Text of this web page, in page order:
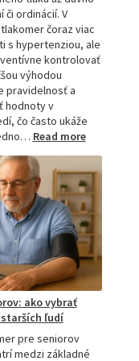
či ordinácií. V
čoraz viac
s hypertenziou, ale
kontrolovať
výhodou
pravidelnosť a
hodnoty v
čo často ukáže
Read more:
porovnanie:
M2,
M3,
M6
a
M7
ako vybrať
ľudí
pre seniorov
medzi základné